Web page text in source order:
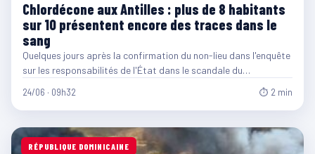
Chlordécone aux Antilles : plus de 8 habitants
sur 10 présentent encore des traces dans le
sang
Quelques jours après la confirmation du non-lieu dans l'enquête
sur les responsabilités de l'État dans le scandale du…
24/06 · 09h32 ⏱ 2 min
RÉPUBLIQUE DOMINICAINE